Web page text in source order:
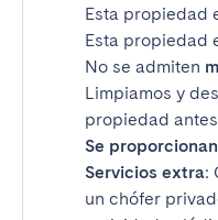
Esta propiedad
Esta propiedad
No se admiten
Limpiamos y
propiedad
Se
Servicios extra:
un chófer